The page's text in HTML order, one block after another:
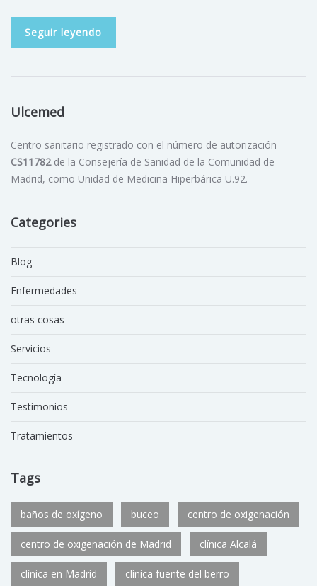
Seguir leyendo
Ulcemed
Centro sanitario registrado con el número de autorización
CS11782de la Consejería de Sanidad de la Comunidad de
Madrid, como Unidad de Medicina Hiperbárica U.92.
Categories
Blog
Enfermedades
otras cosas
Servicios
Tecnología
Testimonios
Tratamientos
Tags
baños de oxígeno buceo centro de oxigenación
centro de oxigenación de Madrid clínica Alcalá
clínica en Madrid clínica fuente del berro